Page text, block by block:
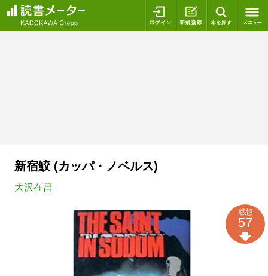
ログイン 新規登録
新宿鮫 (カッパ・ノベルス)
大沢在昌
感想
57